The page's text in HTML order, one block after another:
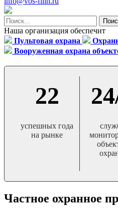
Наша организация обеспечит
Пультовая охрана
Вооруженная охрана
22
успешных года
на рынке
Частное охранное